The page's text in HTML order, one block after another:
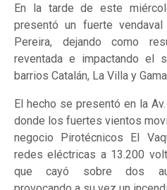
En la tarde de este
presentó un fuerte
Pereira, dejando como
reventada e impactando el
barrios Catalán, La Villa y Gama.
El hecho se presentó en la
donde los fuertes vientos
negocio Pirotécnicos El
redes eléctricas a 13.200
que cayó sobre dos